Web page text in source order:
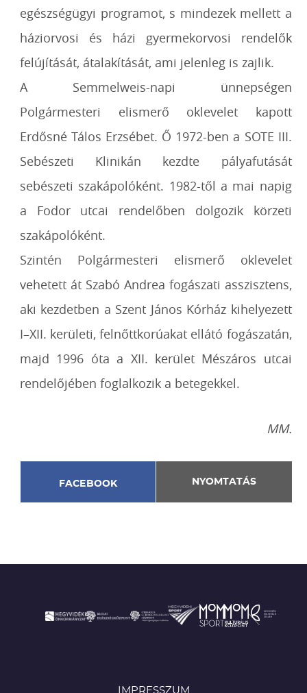
egészségügyi programot, s mindezek mellett a
háziorvosi és házi gyermekorvosi rendelők
felújítását, átalakítását, ami jelenleg is zajlik.
A Semmelweis-napi ünnepségen
Polgármesteri elismerő oklevelet kapott
Erdősné Tálos Erzsébet. Ő 1972-ben a SOTE III.
Sebészeti Klinikán kezdte pályafutását
sebészeti szakápolóként. 1982-től a mai napig
a Fodor utcai rendelőben dolgozik körzeti
szakápolóként.
Szintén Polgármesteri elismerő oklevelet
vehetett át Szabó Andrea fogászati asszisztens,
aki kezdetben a Szent János Kórház kihelyezett
I–XII. kerületi, felnőttkorúakat ellátó fogászatán,
majd 1996 óta a XII. kerület Mészáros utcai
rendelőjében foglalkozik a betegekkel.
MM.
FACEBOOK NYOMTATÁS
IMPRESSZUM